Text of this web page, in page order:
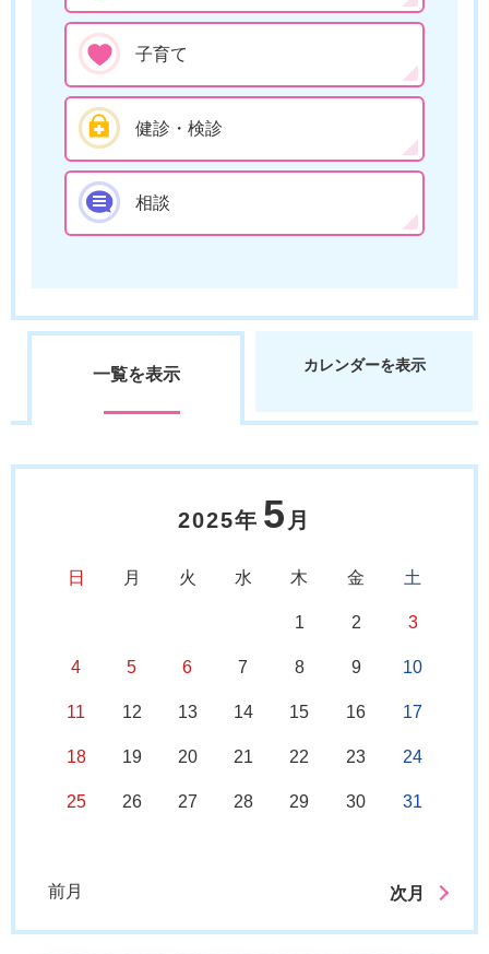
子育て
健診・検診
相談
一覧を表示 カレンダーを表示
2025年 5 月
日 月 火 水 木 金 土
1 2 3
4 5 6 7 8 9 10
11 12 13 14 15 16 17
18 19 20 21 22 23 24
25 26 27 28 29 30 31
前月 次月